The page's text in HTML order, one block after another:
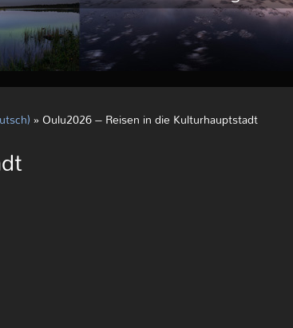
»Oulu2026 – Reisen in die Kulturhauptstadt